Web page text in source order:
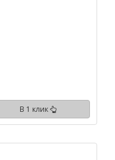
В 1 клик